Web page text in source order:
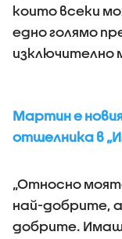
които всеки
едно голямо
изключително
Мартин е
отшелника в
„Относно
най-добрите, а
добрите.